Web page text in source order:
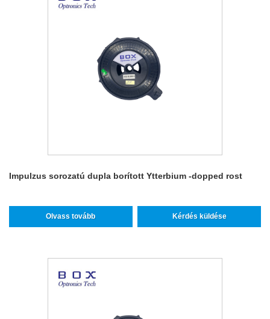
Impulzus sorozatú dupla borított Ytterbium -dopped rost
Olvass tovább Kérdés küldése